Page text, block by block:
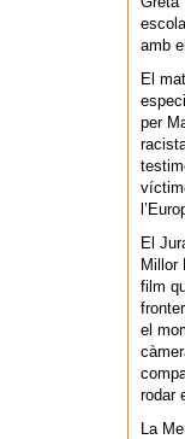
amb
El
per
El
Millor
film
el
rodar
La